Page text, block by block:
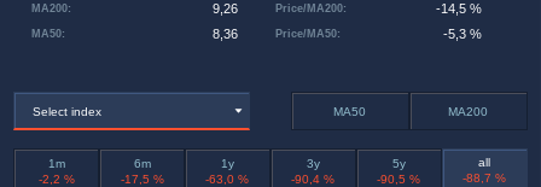
MA50: 8,36
MA200: 9,26 Price/MA200: -14,5 %
Price/MA50: -5,3 %
Select index MA50 MA200
1m
-2,2 %
6m
-17,5 %
1y
-63,0 %
3y
-90,4 %
5y
-90,5 %
all
-88,7 %